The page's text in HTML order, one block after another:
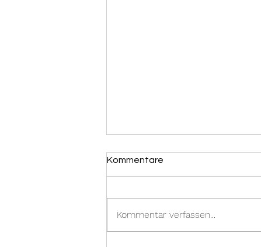
Kommentare
Kommentar verfassen...